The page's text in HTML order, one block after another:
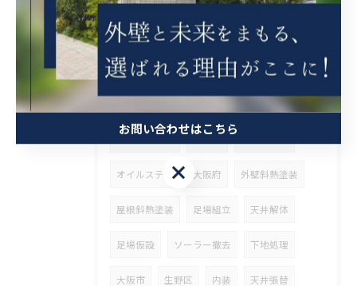
ブロック工事 高圧洗浄 解体
整理 ウッドデッキ塗装 斜熱塗装
高石市
オイルステン 大阪府 外壁斜熱塗装
屋根斜熱塗装 足場組立 天井解体
足場仮設 ソーラー撤去 下地処理
大阪市 生野区 内装 天井張替
お問い合わせはこちら
お問い合わせはこちら